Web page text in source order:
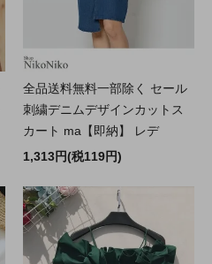
全品送料無料一部除く セール
刺繍デニムデザインカットス
カート ma【即納】 レデ
1,313円(税119円)